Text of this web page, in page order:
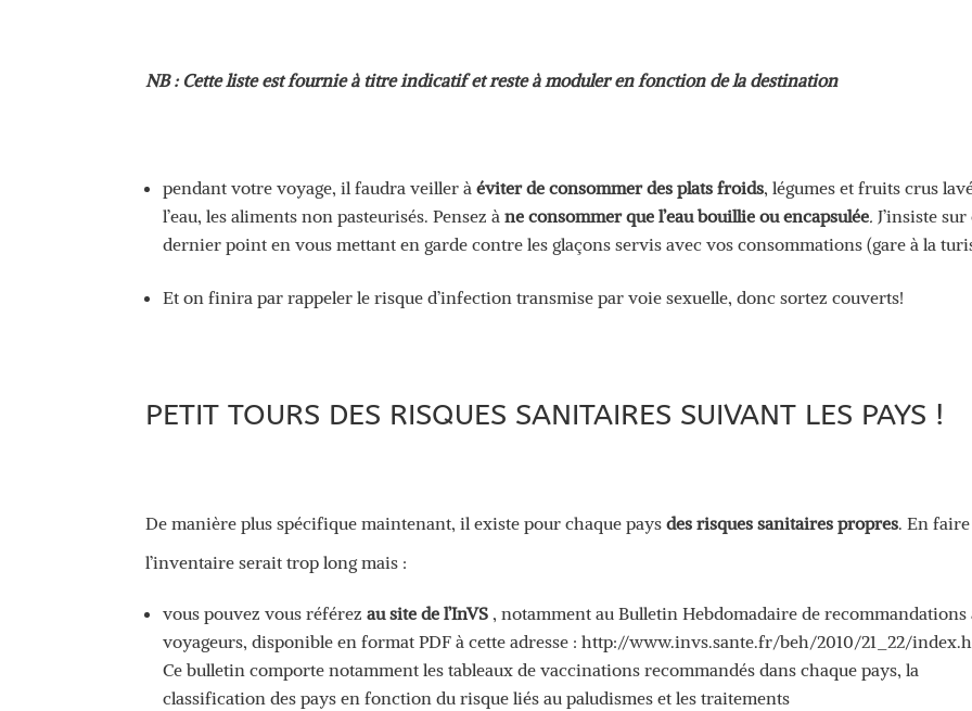
NB : Cette liste est fournie à titre indicatif et reste à moduler en fonction de la destination
pendant votre voyage, il faudra veiller àéviter de consommer des plats froids, légumes et fruits crus
l’eau, les aliments non pasteurisés. Pensez àne consommer que l’eau bouillie ou encapsulée.J’insiste sur
dernier point en vous mettant en garde contre les glaçons servis avec vos consommations (gare à la
Et on finira par rappeler le risque d’infection transmise par voie sexuelle, donc sortez couverts!
PETIT TOURS DES RISQUES SANITAIRES SUIVANT LES PAYS !
De manière plus spécifique maintenant, il existe pour chaque paysdes risques sanitaires propres. En faire
l’inventaire serait trop long mais :
vous pouvez vous référezau site de l’InVS , notamment au Bulletin Hebdomadaire de recommandations
voyageurs, disponible en format PDF à cette adresse : http://www.invs.sante.fr/beh/2010/21_22/
Ce bulletin comporte notamment les tableaux de vaccinations recommandés dans chaque pays, la
classification des pays en fonction du risque liés au paludismes et les traitements